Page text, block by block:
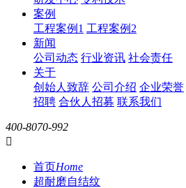
案例
工程案例1 工程案例2
新闻
公司动态 行业资讯 社会责任
关于
创始人致辞 公司介绍 企业荣誉
招聘 合伙人招募 联系我们
400-8070-992

首页Home
超耐磨自结纹